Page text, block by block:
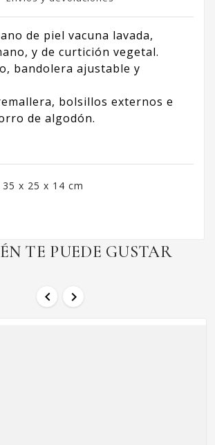
de piel vacuna lavada,
y de curtición vegetal.
bandolera ajustable y
bolsillos externos e
de algodón.
35 x 25 x 14 cm
TE PUEDE GUSTAR
 